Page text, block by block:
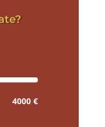
4000 €